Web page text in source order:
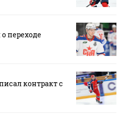
переходе
контракт с